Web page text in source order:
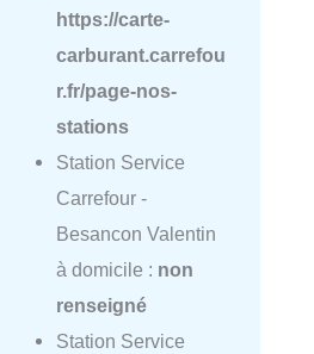
https://carte-
carburant.carrefou
r.fr/page-nos-
stations
Station Service
Carrefour -
Besancon Valentin
à domicile : non
renseigné
Station Service